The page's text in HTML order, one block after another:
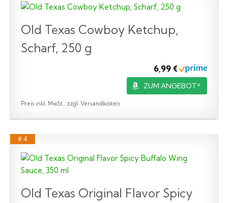
Old Texas Cowboy Ketchup,
Scharf, 250 g
6,99 €
ZUM ANGEBOT*
Preis inkl. MwSt., zzgl. Versandkosten
# 4
Old Texas Original Flavor Spicy